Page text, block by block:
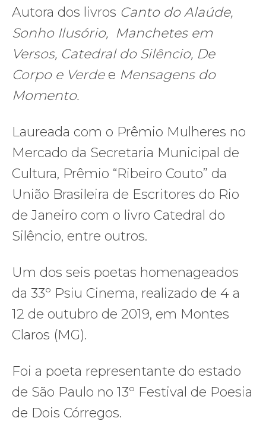
Autora dos livros Canto do Alaúde,
Sonho Ilusório, Manchetes em
Versos, Catedral do Silêncio, De
Corpo e Verdee Mensagens do
Momento.
Laureada com o Prêmio Mulheres no
Mercado da Secretaria Municipal de
Cultura, Prêmio “Ribeiro Couto” da
União Brasileira de Escritores do Rio
de Janeiro com o livro Catedral do
Silêncio, entre outros.
Um dos seis poetas homenageados
da 33º Psiu Cinema, realizado de 4 a
12 de outubro de 2019, em Montes
Claros (MG).
Foi a poeta representante do estado
de São Paulo no 13º Festival de Poesia
de Dois Córregos.